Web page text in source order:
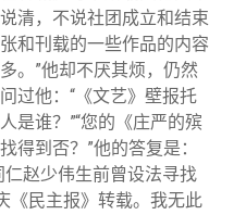
清，不说社团成立和结束
和刊载的一些作品的内容
。”他却不厌其烦，仍然
过他：“《文艺》壁报托
是谁？”“您的《庄严的殡
得到否？”他的答复是：
赵少伟生前曾设法寻找
《民主报》转载。我无此